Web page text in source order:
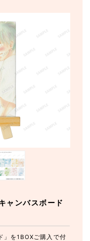
ンバスボード
」を1BOXご購入で付